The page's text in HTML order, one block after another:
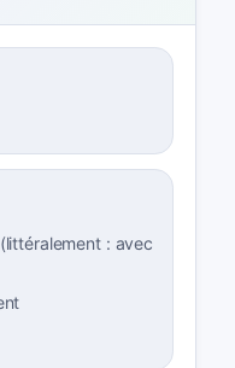
: avec